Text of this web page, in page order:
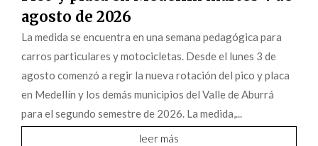
agosto de 2026
La medida se encuentra en una semana pedagógica para
carros particulares y motocicletas. Desde el lunes 3 de
agosto comenzó a regir la nueva rotación del pico y placa
en Medellín y los demás municipios del Valle de Aburrá
para el segundo semestre de 2026. La medida,...
leer más